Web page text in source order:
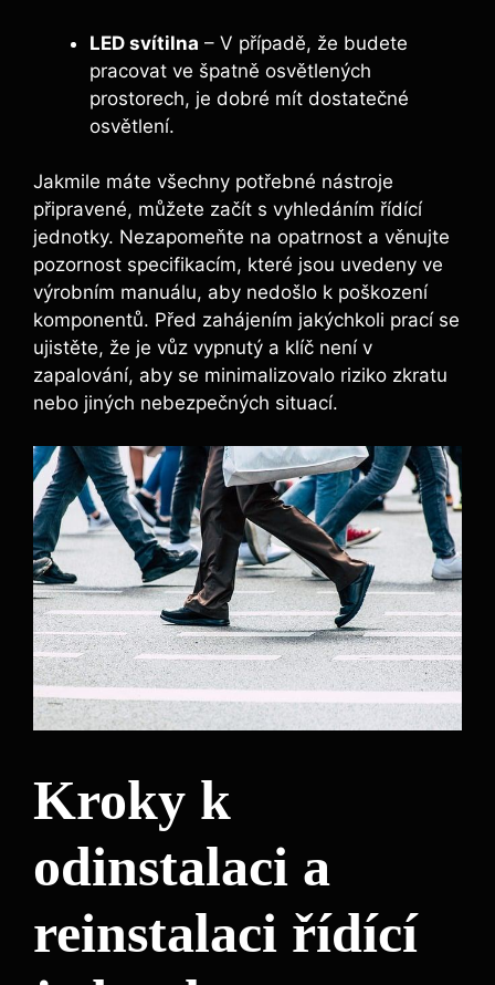
LED svítilna – V případě, že budete
pracovat ve špatně osvětlených
prostorech, je dobré mít dostatečné
osvětlení.
Jakmile máte všechny potřebné nástroje
připravené, můžete začít s vyhledáním řídící
jednotky. Nezapomeňte na opatrnost a věnujte
pozornost specifikacím, které jsou uvedeny ve
výrobním manuálu, aby nedošlo k poškození
komponentů. Před zahájením jakýchkoli prací se
ujistěte, že je vůz vypnutý a klíč není v
zapalování, aby se minimalizovalo riziko zkratu
nebo jiných nebezpečných situací.
Kroky k
odinstalaci a
reinstalaci řídící